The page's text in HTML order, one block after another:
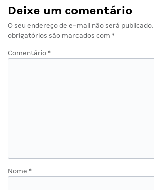
Deixe um comentário
O seu endereço de e-mail não será publicado.
obrigatórios são marcados com *
Comentário *
Nome *